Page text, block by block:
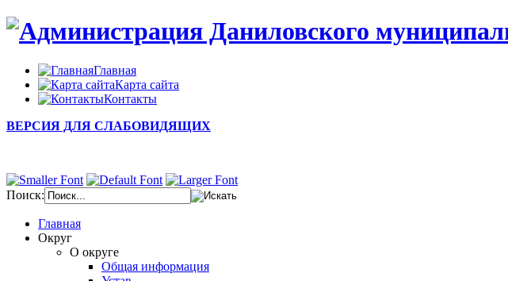
Главная
Карта сайта
Контакты
ВЕРСИЯ ДЛЯ СЛАБОВИДЯЩИХ
Поиск:
Главная
Округ
О округе
Общая информация